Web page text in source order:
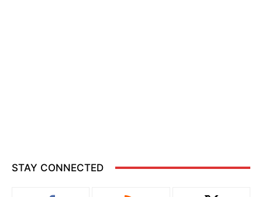
STAY CONNECTED